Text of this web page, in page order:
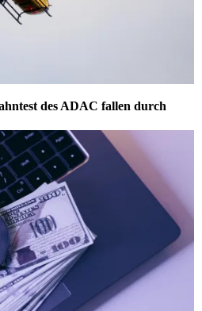
des ADAC fallen durch